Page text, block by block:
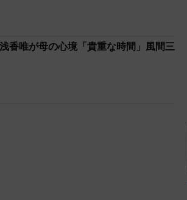
香唯が母の心境「貴重な時間」風間三